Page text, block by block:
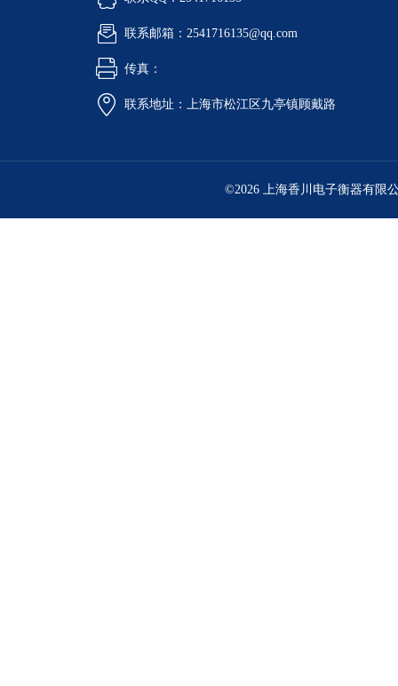
联系邮箱：2541716135@qq.com
传真：
联系地址：上海市松江区九亭镇顾戴路
©2026 上海香川电子衡器有限